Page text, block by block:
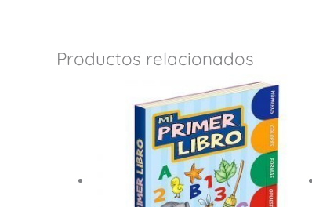
Productos relacionados